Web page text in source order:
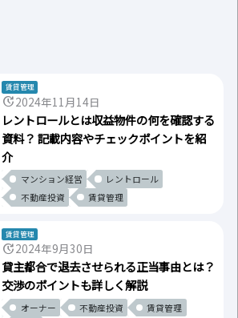
賃貸管理
update2024年11月14日
レントロールとは収益物件の何を確認する
資料？ 記載内容やチェックポイントを紹
介
マンション経営
レントロール
不動産投資
賃貸管理
賃貸管理
update2024年9月30日
貸主都合で退去させられる正当事由とは？
交渉のポイントも詳しく解説
オーナー 不動産投資
賃貸管理